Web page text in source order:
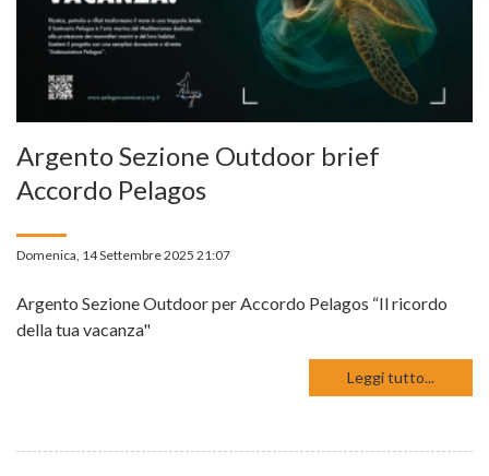
Argento Sezione Outdoor brief
Accordo Pelagos
Domenica, 14 Settembre 2025 21:07
Argento Sezione Outdoor per Accordo Pelagos “Il ricordo
della tua vacanza"
Leggi tutto...